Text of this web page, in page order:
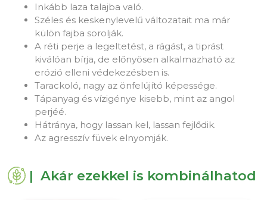
Inkább laza talajba való.
Széles és keskenylevelű változatait ma már
külön fajba sorolják.
A réti perje a legeltetést, a rágást, a tiprást
kiválóan bírja, de előnyösen alkalmazható az
erózió elleni védekezésben is.
Tarackoló, nagy az önfelújító képessége.
Tápanyag és vízigénye kisebb, mint az angol
perjéé.
Hátránya, hogy lassan kel, lassan fejlődik.
Az agresszív füvek elnyomják.
| Akár ezekkel is kombinálhatod